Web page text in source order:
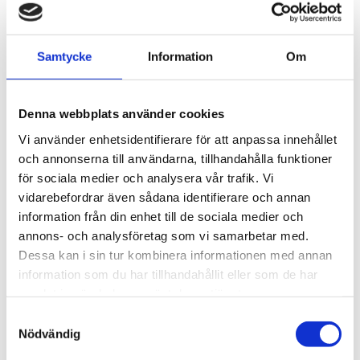
Samtycke Information Om
Denna webbplats använder cookies
Vi använder enhetsidentifierare för att anpassa innehållet
och annonserna till användarna, tillhandahålla funktioner
för sociala medier och analysera vår trafik. Vi
vidarebefordrar även sådana identifierare och annan
information från din enhet till de sociala medier och
annons- och analysföretag som vi samarbetar med.
Dessa kan i sin tur kombinera informationen med annan
information som du har tillhandahållit eller som de har
Nödvändig
THULE PRORIDE BLACK
takcykelhållare
2 395kr
THULE DOCKGLIDE
1 495
Lägg till i favoriter
POPULÄRAST!